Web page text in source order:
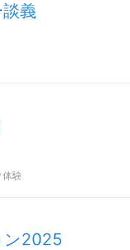
義
体験
ン2025